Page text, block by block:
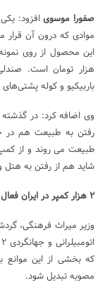
صفورا موسویافزود:
هزار تومان است.
باربیکیو و کوله
وی اضافه کرد: در
رفتن به طبیعت هم در
طبیعت می روند و از
شاید هم از رفتن به
۲ هزار کمپر در ایران فعال است/ رفع موانع کمپرها در دستور کار فراجا و دولت
وزیر میراث فرهنگی،
که بخشی از این
مصوبه تبدیل شود.